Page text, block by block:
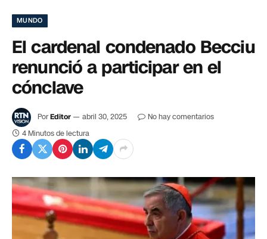
MUNDO
El cardenal condenado Becciu
renunció a participar en el
cónclave
PorEditor abril 30, 2025
No hay comentarios
4 Minutos de lectura